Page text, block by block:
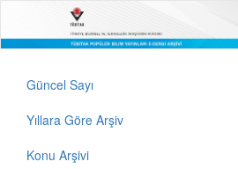
Güncel Sayı
Yıllara Göre Arşiv
Konu Arşivi